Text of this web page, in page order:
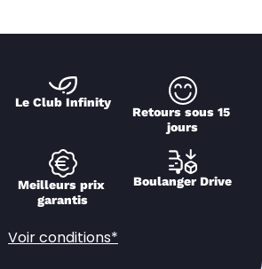
Le Club Infinity
Retours sous 15
jours
Meilleurs prix
garantis
Boulanger Drive
Voir conditions*